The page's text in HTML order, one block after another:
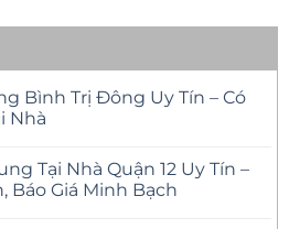
Bình Trị Đông Uy Tín – Có
Nhà
Tại Nhà Quận 12 Uy Tín –
Báo Giá Minh Bạch